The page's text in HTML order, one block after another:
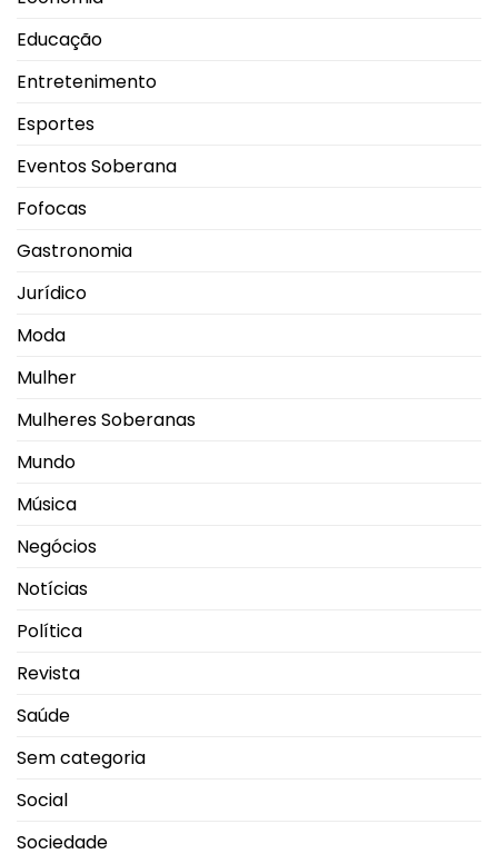
Educação
Entretenimento
Esportes
Eventos Soberana
Fofocas
Gastronomia
Jurídico
Moda
Mulher
Mulheres Soberanas
Mundo
Música
Negócios
Notícias
Política
Revista
Saúde
Sem categoria
Social
Sociedade